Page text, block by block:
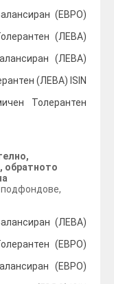
(ЕВРО)
(ЛЕВА)
(ЛЕВА)
(ЛЕВА) ISIN
Толерантен
обратното
(ЛЕВА)
(ЕВРО)
(ЕВРО)